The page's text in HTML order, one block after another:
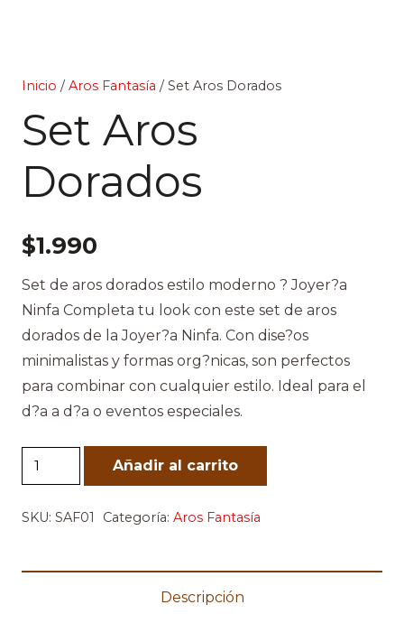
Inicio /Aros Fantasía / Set Aros Dorados
Set Aros
Dorados
$1.990
Set de aros dorados estilo moderno ? Joyer?a
Ninfa Completa tu look con este set de aros
dorados de la Joyer?a Ninfa. Con dise?os
minimalistas y formas org?nicas, son perfectos
para combinar con cualquier estilo. Ideal para el
d?a a d?a o eventos especiales.
Set
Aros
Dorados
Añadir al carrito
SKU: SAF01 Categoría: Aros Fantasía
Descripción